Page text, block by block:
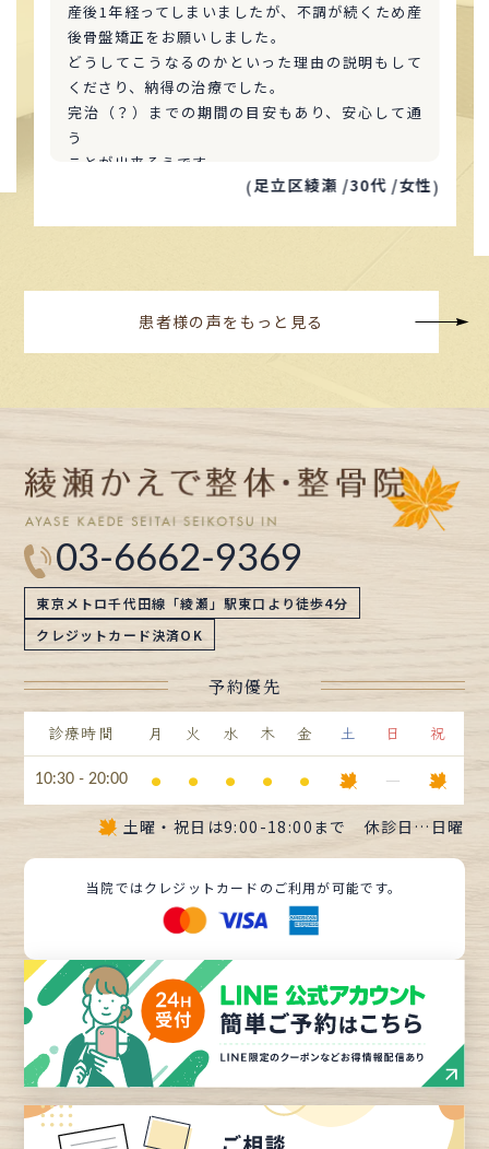
産後1年経ってしまいましたが、不調が続くため産
後骨盤矯正をお願いしました。
どうしてこうなるのかといった理由の説明もして
くださり、納得の治療でした。
完治（？）までの期間の目安もあり、安心して通
う
ことが出来そうです。
子どもを連れた来院も勧めてくださりありがたか
(足立区綾瀬 /30代 /女性)
患者様の声をもっと見る
03-6662-9369
東京メトロ千代田線「綾瀬」駅東口より徒歩4分
クレジットカード決済OK
予約優先
診療時間 月 火 水 木 金 土 日 祝
10:30 - 20:00 ⚫︎ ⚫︎ ⚫︎ ⚫︎ ⚫︎ ー
土曜・祝日は9:00-18:00まで 休診日…日曜
当院ではクレジットカードのご利用が可能です。